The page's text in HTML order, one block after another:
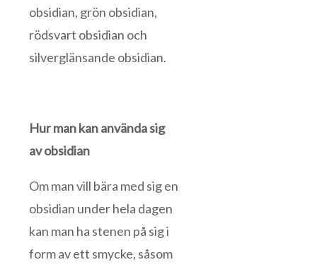
obsidian, grön obsidian,
rödsvart obsidian och
silverglänsande obsidian.
Hur man kan använda sig
av obsidian
Om man vill bära med sig en
obsidian under hela dagen
kan man ha stenen på sig i
form av ett smycke, såsom